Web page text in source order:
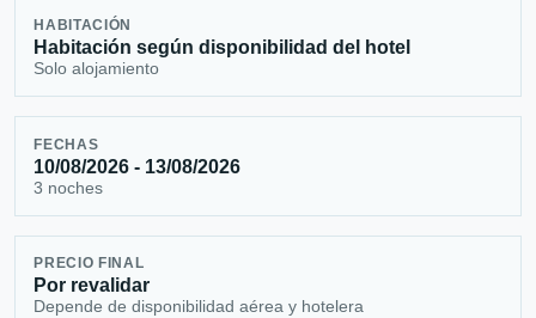
HABITACIÓN
Habitación según disponibilidad del hotel
Solo alojamiento
FECHAS
10/08/2026 - 13/08/2026
3 noches
PRECIO FINAL
Por revalidar
Depende de disponibilidad aérea y hotelera